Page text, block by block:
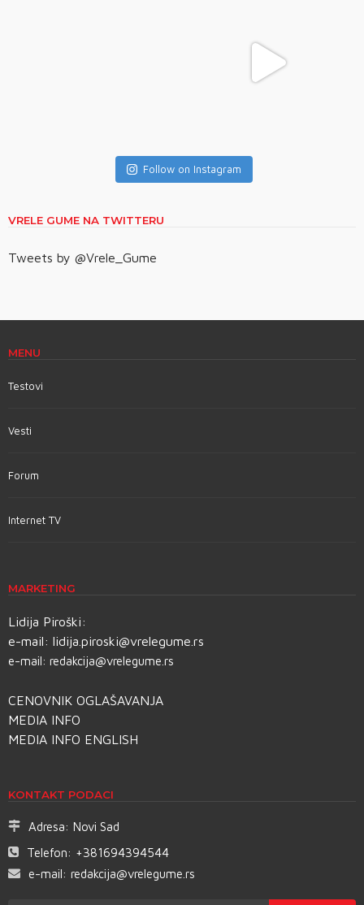
Follow on Instagram
VRELE GUME NA TWITTERU
Tweets by @Vrele_Gume
MENU
Testovi
Vesti
Forum
Internet TV
MARKETING
Lidija Piroški:
e-mail: lidija.piroski@vrelegume.rs
e-mail: redakcija@vrelegume.rs
CENOVNIK OGLAŠAVANJA
MEDIA INFO
MEDIA INFO ENGLISH
KONTAKT PODACI
Adresa: Novi Sad
Telefon: +381694394544
e-mail: redakcija@vrelegume.rs